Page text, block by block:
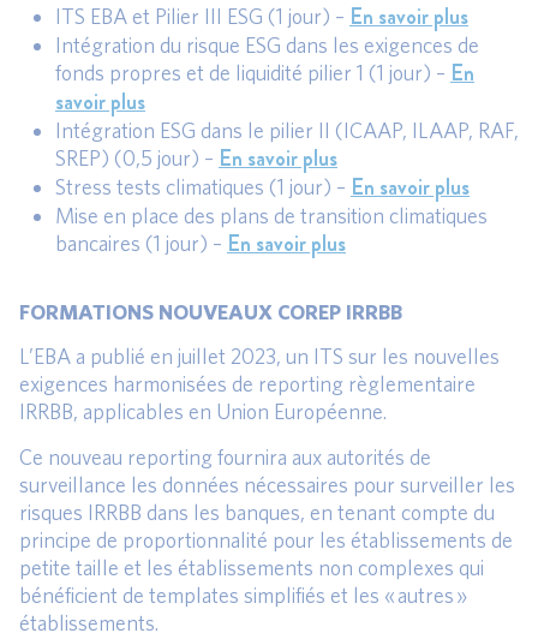
ITS EBA et Pilier III ESG (1 jour) – En savoir plus
Intégration du risque ESG dans les exigences de
fonds propres et de liquidité pilier 1 (1 jour) – En
savoir plus
Intégration ESG dans le pilier II (ICAAP, ILAAP, RAF,
SREP) (0,5 jour) – En savoir plus
Stress tests climatiques (1 jour) – En savoir plus
Mise en place des plans de transition climatiques
bancaires (1 jour) – En savoir plus
FORMATIONS NOUVEAUX COREP IRRBB
L’EBA a publié en juillet 2023, un ITS sur les nouvelles
exigences harmonisées de reporting règlementaire
IRRBB, applicables en Union Européenne.
Ce nouveau reporting fournira aux autorités de
surveillance les données nécessaires pour surveiller les
risques IRRBB dans les banques, en tenant compte du
principe de proportionnalité pour les établissements de
petite taille et les établissements non complexes qui
bénéficient de templates simplifiés et les « autres »
établissements.